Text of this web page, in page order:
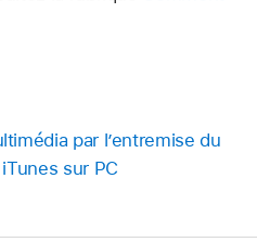
par l’entremise du
sur PC